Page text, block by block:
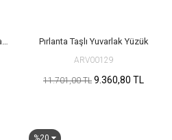
Pave Pırlanta ve Baget Zümrüt Taşlı Yüzük Pırlanta Taşlı Yuvarlak Yüzük
ARV00129
11.701,00 TL 9.360,80 TL
%20